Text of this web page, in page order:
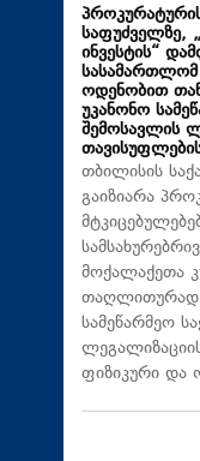
საფუძველზე,
ინვესტის“
ოდენობით
უკანონო
შემოსავლის
თბილისის
გაიზიარა
მოქალაქეთა
თაღლითურად
სამეწარმეო
ფიზიკური და